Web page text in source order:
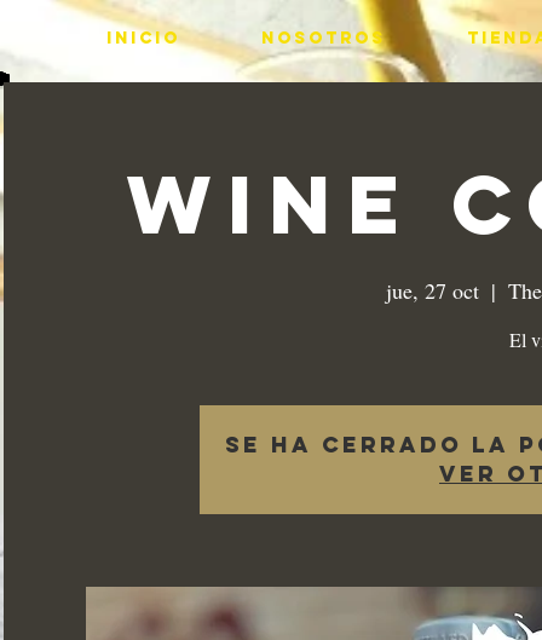
INICIO Nosotros
Wine
jue, 27 oct
  |
El
Se ha cerrado la
Ver